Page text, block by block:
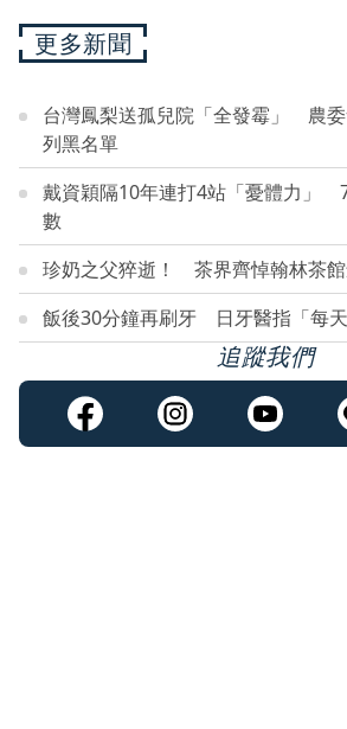
更多新聞
台灣鳳梨送孤兒院「全發霉」 農
列黑名單
戴資穎隔10年連打4站「憂體力」
數
珍奶之父猝逝！ 茶界齊悼翰林茶
飯後30分鐘再刷牙 日牙醫指「每
追蹤我們